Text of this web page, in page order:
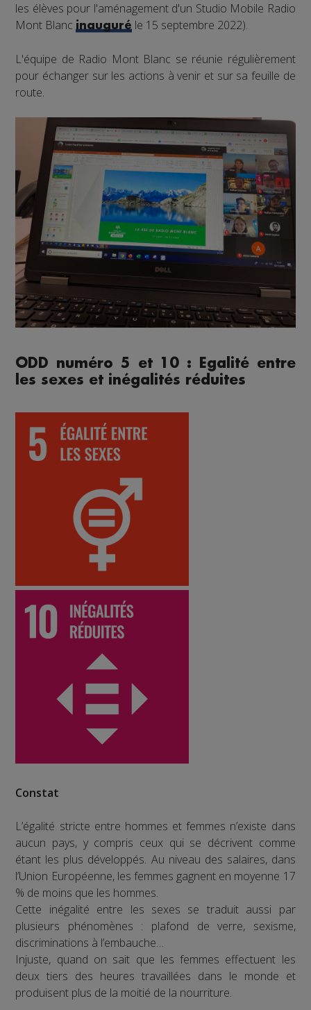
les élèves pour l'aménagement d'un Studio Mobile Radio
Mont Blancinauguré le 15 septembre 2022).
L'équipe de Radio Mont Blanc se réunie régulièrement
pour échanger sur les actions à venir et sur sa feuille de
route.
ODD numéro 5 et 10 : Egalité entre
les sexes et inégalités réduites
Constat
L’égalité stricte entre hommes et femmes n’existe dans
aucun pays, y compris ceux qui se décrivent comme
étant les plus développés. Au niveau des salaires, dans
l’Union Européenne, les femmes gagnent en moyenne 17
% de moins que les hommes.
Cette inégalité entre les sexes se traduit aussi par
plusieurs phénomènes : plafond de verre, sexisme,
discriminations à l’embauche…
Injuste, quand on sait que les femmes effectuent les
deux tiers des heures travaillées dans le monde et
produisent plus de la moitié de la nourriture.